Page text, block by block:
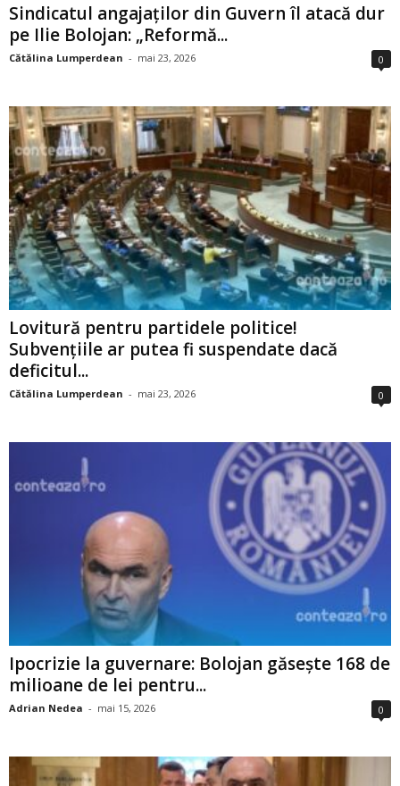
Sindicatul angajaților din Guvern îl atacă dur
pe Ilie Bolojan: „Reformă...
Cătălina Lumperdean - mai 23, 2026 0
Lovitură pentru partidele politice!
Subvențiile ar putea fi suspendate dacă
deficitul...
Cătălina Lumperdean - mai 23, 2026 0
Ipocrizie la guvernare: Bolojan găsește 168 de
milioane de lei pentru...
Adrian Nedea - mai 15, 2026 0